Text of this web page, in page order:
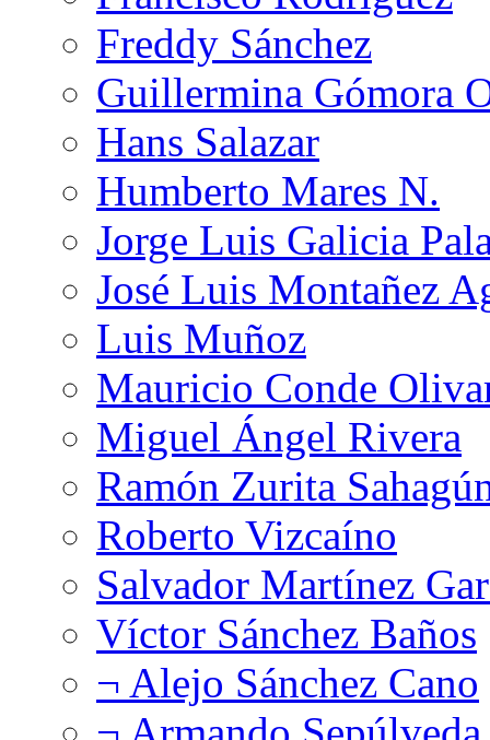
Freddy Sánchez
Guillermina Gómora
Hans Salazar
Humberto Mares N.
Jorge Luis Galicia
José Luis Montañez
Luis Muñoz
Mauricio Conde
Miguel Ángel Rivera
Ramón Zurita
Roberto Vizcaíno
Salvador Martínez
Víctor Sánchez Baños
¬ Alejo Sánchez Cano